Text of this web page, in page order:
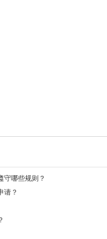
守哪些规则？
请？